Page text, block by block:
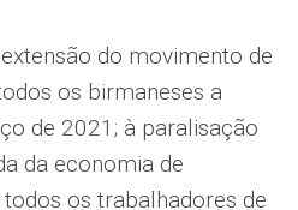
do movimento de
os birmaneses a
de 2021; à paralisação
da economia de
os trabalhadores de